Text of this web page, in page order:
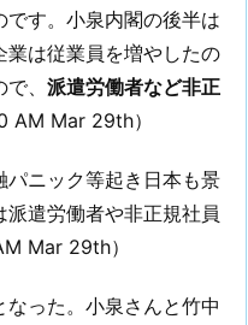
です。小泉内閣の後半は
は従業員を増やしたの
で、 派遣労働者など非正
AM Mar 29th）
パニック等起き日本も景
遣労働者や非正規社員
Mar 29th）
なった。小泉さんと竹中